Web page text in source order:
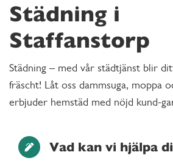
Städning i
Staffanstorp
Städning – med vår städtjänst blir
fräscht! Låt oss dammsuga, moppa
erbjuder hemstäd med nöjd kund-
Vad kan vi hjälpa